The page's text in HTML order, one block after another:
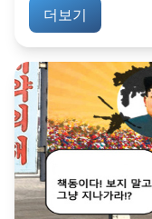
더보기